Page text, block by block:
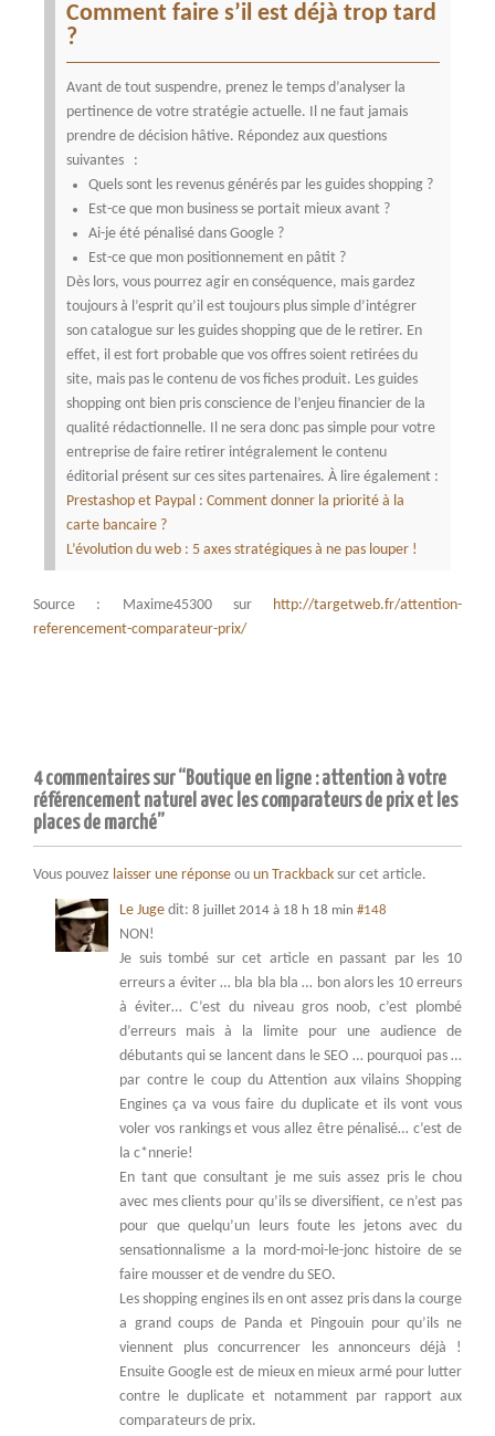
Comment faire s’il est déjà trop tard
?
Avant de tout suspendre, prenez le temps d’analyser la
pertinence de votre stratégie actuelle. Il ne faut jamais
prendre de décision hâtive. Répondez aux questions
suivantes :
Quels sont les revenus générés par les guides shopping ?
Est-ce que mon business se portait mieux avant ?
Ai-je été pénalisé dans Google ?
Est-ce que mon positionnement en pâtit ?
Dès lors, vous pourrez agir en conséquence, mais gardez
toujours à l’esprit qu’il est toujours plus simple d’intégrer
son catalogue sur les guides shopping que de le retirer. En
effet, il est fort probable que vos offres soient retirées du
site, mais pas le contenu de vos fiches produit. Les guides
shopping ont bien pris conscience de l’enjeu financier de la
qualité rédactionnelle. Il ne sera donc pas simple pour votre
entreprise de faire retirer intégralement le contenu
éditorial présent sur ces sites partenaires. À lire également :
Prestashop et Paypal : Comment donner la priorité à la
carte bancaire ?
L’évolution du web : 5 axes stratégiques à ne pas louper !
Source : Maxime45300 sur http://targetweb.fr/attention-
referencement-comparateur-prix/
4 commentaires sur “Boutique en ligne : attention à votre
référencement naturel avec les comparateurs de prix et les
places de marché”
Vous pouvez laisser une réponse ou un Trackback sur cet article.
Le Juge dit: 8 juillet 2014 à 18 h 18 min #148
NON!
Je suis tombé sur cet article en passant par les 10
erreurs a éviter … bla bla bla … bon alors les 10 erreurs
à éviter… C’est du niveau gros noob, c’est plombé
d’erreurs mais à la limite pour une audience de
débutants qui se lancent dans le SEO … pourquoi pas …
par contre le coup du Attention aux vilains Shopping
Engines ça va vous faire du duplicate et ils vont vous
voler vos rankings et vous allez être pénalisé… c’est de
la c*nnerie!
En tant que consultant je me suis assez pris le chou
avec mes clients pour qu’ils se diversifient, ce n’est pas
pour que quelqu’un leurs foute les jetons avec du
sensationnalisme a la mord-moi-le-jonc histoire de se
faire mousser et de vendre du SEO.
Les shopping engines ils en ont assez pris dans la courge
a grand coups de Panda et Pingouin pour qu’ils ne
viennent plus concurrencer les annonceurs déjà !
Ensuite Google est de mieux en mieux armé pour lutter
contre le duplicate et notamment par rapport aux
comparateurs de prix.